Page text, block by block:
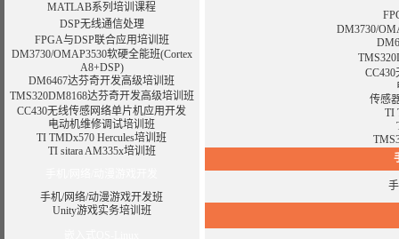
MATLAB系列培训课程
DSP无线通信处理
FPGA与DSP联合应用培训班
DM3730/OMAP3530软硬全能班(Cortex
A8+DSP)
DM6467达芬奇开发高级培训班
TMS320DM8168达芬奇开发高级培训班
CC430无线传感网络单片机应用开发
电动机维修调试培训班
TI TMDx570 Hercules培训班
TI sitara AM335x培训班
手机/网络/动漫游戏开发班
Unity游戏实务培训班
DM3730/
传感
TI